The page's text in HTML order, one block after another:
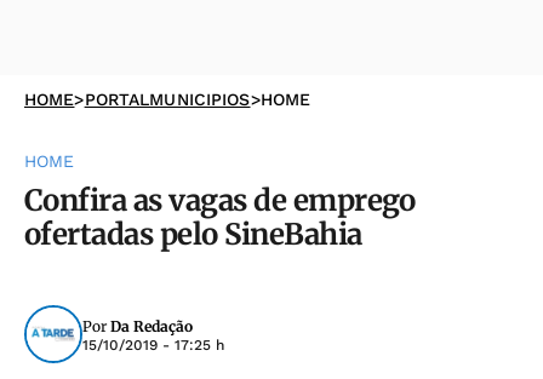
HOME>PORTALMUNICIPIOS>HOME
HOME
Confira as vagas de emprego
ofertadas pelo SineBahia
Por Da Redação
15/10/2019 - 17:25 h